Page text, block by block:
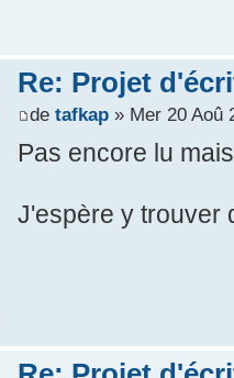
Re: Projet
de tafkap» Mer 20 Aoû
Pas encore lu
J'espère y trouver